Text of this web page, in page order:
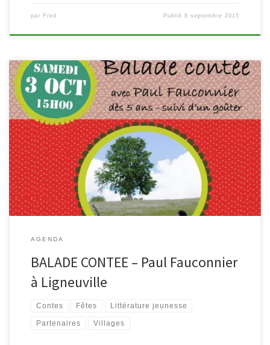
par Fred Publié8 septembre 2015
Les bibliothèques de Waimes & Malmedy et la Royale Fanfare
« Les Echos de l’Amblève » vous invitent ce samedi 3 octobre à
vivre en famille la fête à Ligneuville. A 15h00, rendez-vous à la
salle du village pour une balade contée avec Paul Fauconnier. Le
parcours d’une longueur de 2/3 kms […]
AGENDA
BALADE CONTEE – Paul Fauconnier
à Ligneuville
Contes Fêtes Littérature jeunesse
Partenaires Villages